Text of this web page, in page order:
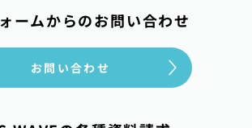
ームからのお問い合わせ
お問い合わせ